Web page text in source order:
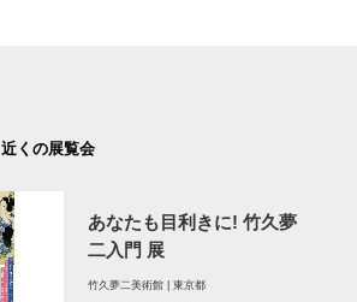
近くの展覧会
あなたも目利きに! 竹久夢
二入門 展
竹久夢二美術館 | 東京都